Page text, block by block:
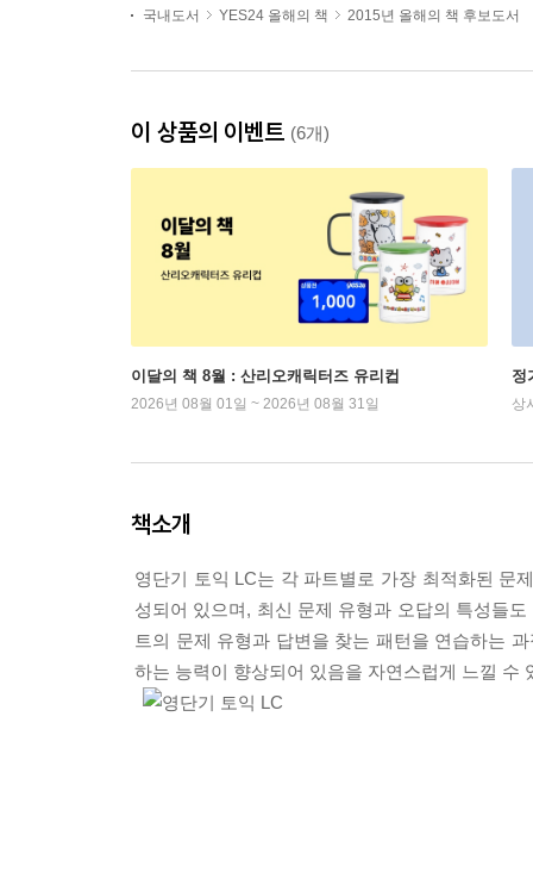
국내도서 YES24 올해의 책 2015년 올해의 책 후보도서
이 상품의 이벤트 (6개)
이달의 책 8월 : 산리오캐릭터즈 유리컵
2026년 08월 01일 ~ 2026년 08월 31일
정
상
책소개
영단기 토익 LC는 각 파트별로 가장 최적화된 문
성되어 있으며, 최신 문제 유형과 오답의 특성들
트의 문제 유형과 답변을 찾는 패턴을 연습하는
하는 능력이 향상되어 있음을 자연스럽게 느낄 수